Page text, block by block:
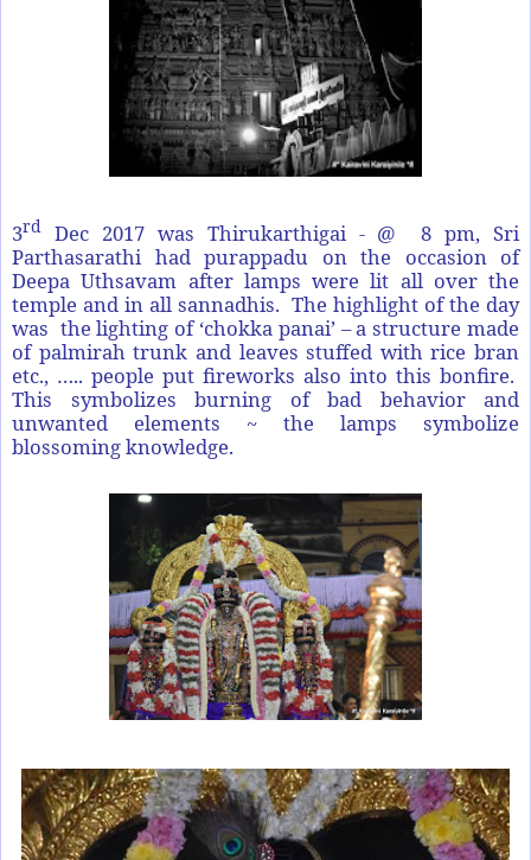
3rd Dec 2017 was Thirukarthigai - @ 8 pm, Sri
Parthasarathi had purappadu on the occasion of
Deepa Uthsavam after lamps were lit all over the
temple and in all sannadhis. The highlight of the day
was the lighting of ‘chokka panai’ – a structure made
of palmirah trunk and leaves stuffed with rice bran
etc., ….. people put fireworks also into this bonfire.
This symbolizes burning of bad behavior and
unwanted elements ~ the lamps symbolize
blossoming knowledge.